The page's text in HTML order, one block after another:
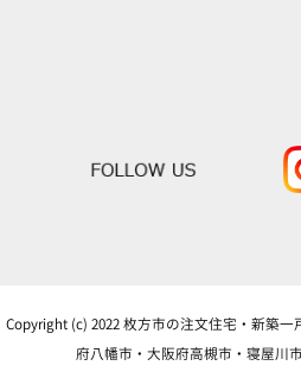
Copyright (c) 2022 枚方市の注文住宅・新築
府八幡市・大阪府高槻市・寝屋川